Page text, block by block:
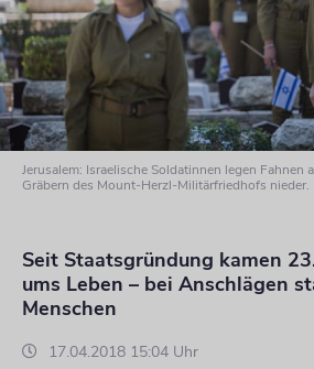
Jerusalem: Israelische Soldatinnen legen Fahnen
Gräbern des Mount-Herzl-Militärfriedhofs nieder.
Seit Staatsgründung kamen
ums Leben – bei Anschlägen
Menschen
17.04.2018 15:04 Uhr